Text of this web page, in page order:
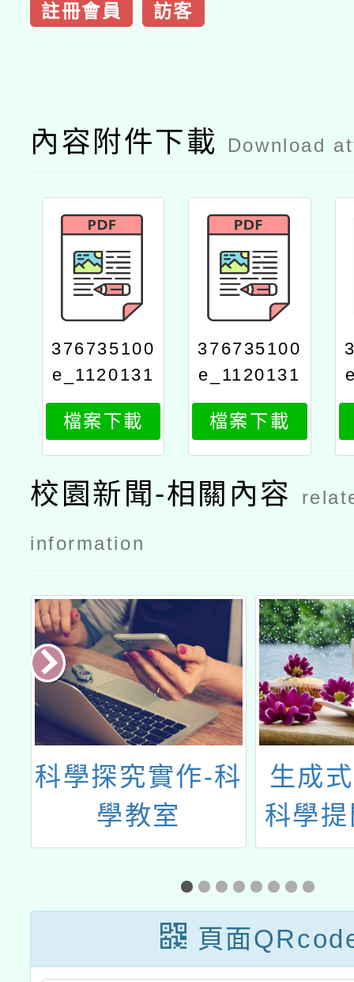
註冊會員 訪客
內容附件下載 Download
376735100
e_1120131
560_attach
3
檔案下載
376735100
e_1120131
560_attach
2
檔案下載
校園新聞-相關內容
information
科學探究實作-科
學教室
生成
科學
頁面